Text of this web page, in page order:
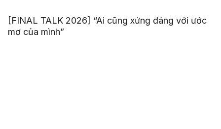
[FINAL TALK 2026] “Ai cũng xứng đáng với ước
mơ của mình”